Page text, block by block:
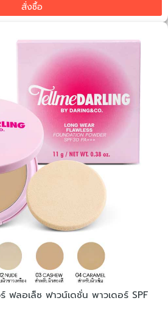
สั่งซื้อ
ฟลอเล็ซ ฟาวน์เดชั่น พาวเดอร์ SPF